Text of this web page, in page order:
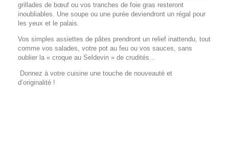
grillades de bœuf ou vos tranches de foie gras resteront
inoubliables. Une soupe ou une purée deviendront un régal pour
les yeux et le palais.
Vos simples assiettes de pâtes prendront un relief inattendu, tout
comme vos salades, votre pot au feu ou vos sauces, sans
oublier la « croque au Seldevin » de crudités...
Donnez à votre cuisine une touche de nouveauté et
d’originalité !